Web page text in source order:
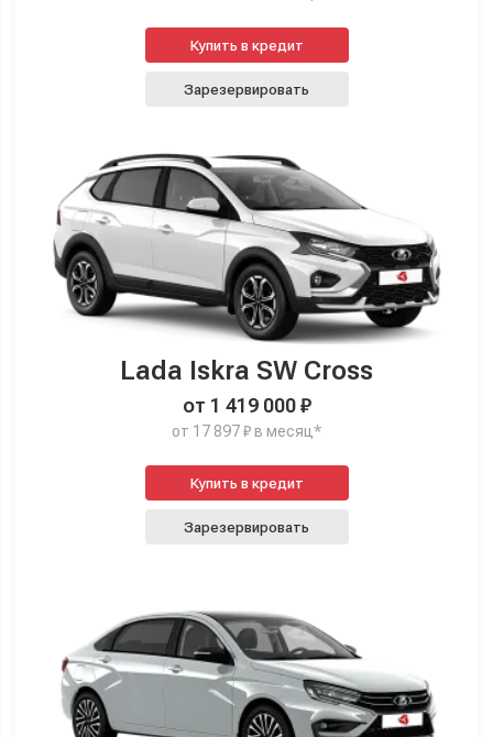
Купить в кредит
Зарезервировать
Lada Iskra SW Cross
от 1 419 000 ₽
от 17 897 ₽ в месяц*
Купить в кредит
Зарезервировать